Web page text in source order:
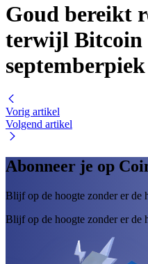
Goud bereikt
terwijl Bitcoin
septemberpiek
Vorig artikel
Volgend artikel
Abonneer je op
Blijf op de hoogte zonder er de
Blijf op de hoogte zonder er de